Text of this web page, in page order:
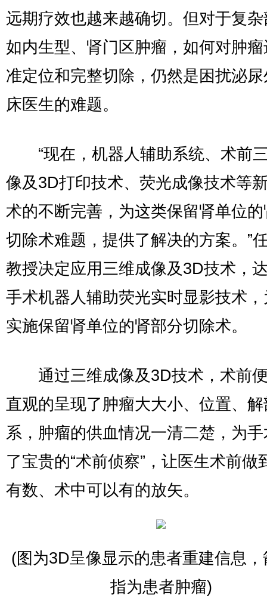
远期疗效也越来越确切。但对于复
如内生型、肾门区肿瘤，如何对肿
准定位和完整切除，仍然是困扰泌
床医生的难题。
“现在，机器人辅助系统、术前
像及3D打印技术、荧光成像技术等
术的不断完善，为这类保留肾单位
切除术难题，提供了解决的方案。”
教授决定应用三维成像及3D技术，
手术机器人辅助荧光实时显影技术
实施保留肾单位的肾部分切除术。
通过三维成像及3D技术，术前
直观的呈现了肿瘤大大小、位置、
系，肿瘤的供血情况一清二楚，为
了宝贵的“术前侦察”，让医生术前做
有数、术中可以有的放矢。
(图为3D呈像显示的患者重建信息，
指为患者肿瘤)